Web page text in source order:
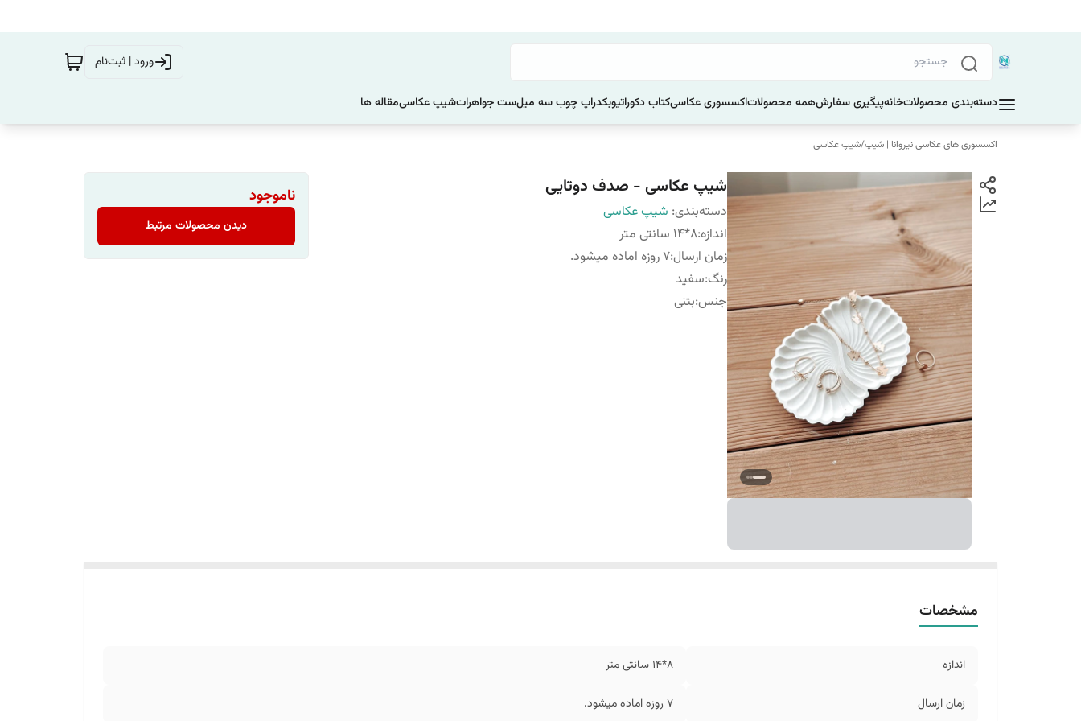
ورود | ثبت‌نام
دسته‌بندی محصولاتخانهپیگیری سفارشهمه محصولاتاکسسوری عکاسیکتاب دکوراتیوبکدراپ چوب سه میلست جواهراتشیپ عکاسیمقاله ها
اکسسوری های عکاسی نیروانا | شیپ/شیپ عکاسی
شیپ عکاسی - صدف دوتایی
دسته‌بندی: شیپ عکاسی
اندازه:8*14 سانتی متر
زمان ارسال:7 روزه اماده میشود.
رنگ:سفید
جنس:بتنی
ناموجود
دیدن محصولات مرتبط
مشخصات
اندازه 8*14 سانتی متر
زمان ارسال 7 روزه اماده میشود.